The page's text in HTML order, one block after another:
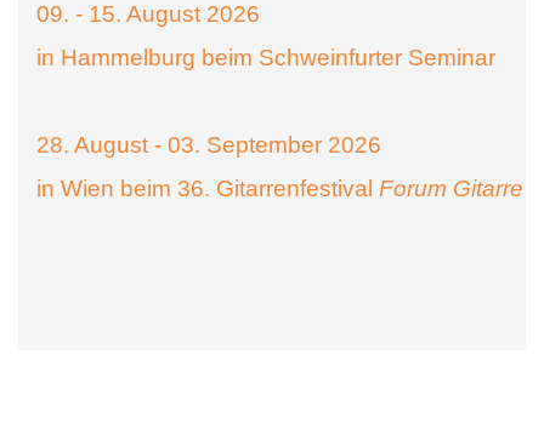
09. - 15. August 2026
in Hammelburg beim Schweinfurter Seminar
28. August - 03. September 2026
in Wien beim 36. Gitarrenfestival Forum Gitarre